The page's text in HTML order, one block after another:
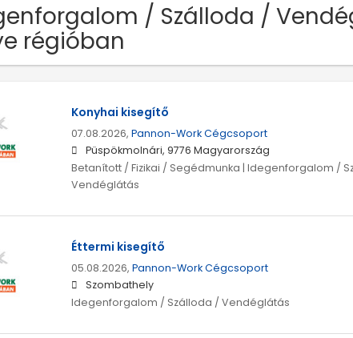
/ Szálloda /
régióban
Konyhai kisegítő
07.08.2026, Pannon-Work Cégcsoport
Püspökmolnári, 9776 Magyarország
Betanított / Fizikai / Segédmunka | Idegenforgalom /
Vendéglátás
Éttermi kisegítő
05.08.2026, Pannon-Work Cégcsoport
Szombathely
Idegenforgalom / Szálloda / Vendéglátás